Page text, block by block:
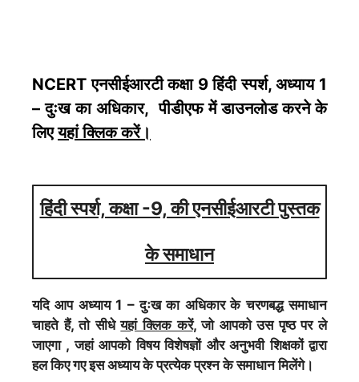
NCERT एनसीईआरटी कक्षा 9 हिंदी स्पर्श, अध्याय 1
– दुःख का अधिकार, पीडीएफ में डाउनलोड करने के
लिएयहां क्लिक करें।
हिंदी स्पर्श, कक्षा -9, की एनसीईआरटी पुस्तक
के समाधान
यदि आप अध्याय 1 – दुःख का अधिकार के चरणबद्ध समाधान
चाहते हैं, तो सीधेयहां क्लिक करें, जो आपको उस पृष्ठ पर ले
जाएगा , जहां आपको विषय विशेषज्ञों और अनुभवी शिक्षकों द्वारा
हल किए गए इस अध्याय के प्रत्येक प्रश्न के समाधान मिलेंगे।